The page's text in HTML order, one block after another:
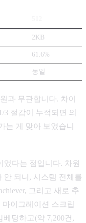
2KB
61.6%
동일
과 무관합니다. 차이
3 절감이 누적되면 의
는 게 맞아 보였습니
었다는 점입니다. 차원
안 되니, 시스템 전체를
그리고 새로 추
이그레이션 스크립
베딩하고(약 7,200건,